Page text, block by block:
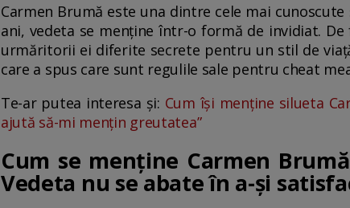
Carmen Brumă este una dintre cele mai
ani, vedeta se menține într-o formă de invidiat.
urmăritorii ei diferite secrete pentru un stil de
care a spus care sunt regulile sale pentru cheat
Te-ar putea interesa și: Cum îşi menţine silueta
ajută să-mi mențin greutatea”
Cum se menține Carmen
Vedeta nu se abate în a-și